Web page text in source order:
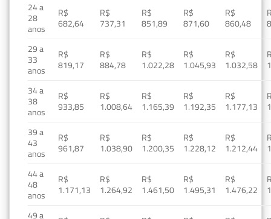
24 a
28
anos
R$
682,64
R$
737,31
R$
851,89
R$
871,60
R$
860,48
29 a
33
anos
R$
819,17
R$
884,78
R$
1.022,28
R$
1.045,93
R$
1.032,58
34 a
38
anos
R$
933,85
R$
1.008,64
R$
1.165,39
R$
1.192,35
R$
1.177,13
39 a
43
anos
R$
961,87
R$
1.038,90
R$
1.200,35
R$
1.228,12
R$
1.212,44
44 a
48
anos
R$
1.171,13
R$
1.264,92
R$
1.461,50
R$
1.495,31
R$
1.476,22
49 a